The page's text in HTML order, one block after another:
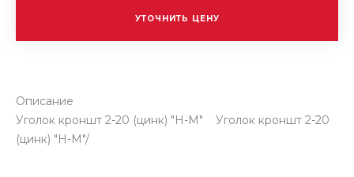
УТОЧНИТЬ ЦЕНУ
Описание
Уголок кроншт 2-20 (цинк) "Н-М" Уголок кроншт 2-20
(цинк) "Н-М"/